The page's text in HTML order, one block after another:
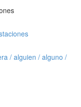
/ alguien / alguno /